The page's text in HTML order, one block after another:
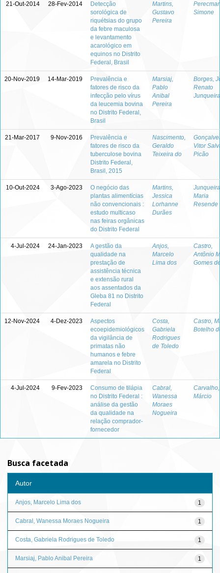
21-Out-2014 28-Fev-2014
Detecção
sorológica de
riquétsias do grupo
da febre maculosa
e levantamento
acarológico em
equinos no Distrito
Federal, Brasil
Martins,
Gustavo
Pereira
Simone
20-Nov-2019 14-Mar-2019
Prevalência e
fatores de risco da
infecção pelo vírus
da leucemia bovina
no Distrito Federal,
Brasil
Marsiaj,
Pablo
Anibal
Pereira
Borges,
Renato
Junqueira
21-Mar-2017 9-Nov-2016
Prevalência e
fatores de risco da
tuberculose bovina
Distrito Federal,
Brasil, 2015
Nascimento,
Geraldo
Teixeira do
Vitor
Picão
10-Out-2024 3-Ago-2023
O negócio das
plantas alimentícias
não convencionais :
estudo multicaso
nas feiras orgânicas
do Distrito Federal
Martins,
Jessica
Lorhanne
Durães
Maria
Resende
4-Jul-2024 24-Jan-2023
A gestão da
qualidade na
prestação de
assistência técnica
e extensão rural
aos assentados da
Gleba 81 no Distrito
Federal
Anjos,
Marcelo
Lima dos
Castro,
Antônio
Gomes
12-Nov-2024 4-Dez-2023
Aspectos
ecoepidemiológicos
da vigilância de
primatas não
humanos e febre
amarela no Distrito
Federal
Costa,
Gabriela
Rodrigues
de Toledo
Castro,
Botelho
4-Jul-2024 9-Fev-2023
Consumo de tilápia
no Distrito Federal :
análise da gestão
da qualidade na
relação comprador-
fornecedor
Cabral,
Wanessa
Moraes
Nogueira
Márcio
Busca facetada
Autor
1
Anjos, Marcelo Lima dos
1
Cabral, Wanessa Moraes Nogueira
1
Costa, Gabriela Rodrigues de Toledo
1
Marsiaj, Pablo Anibal Pereira